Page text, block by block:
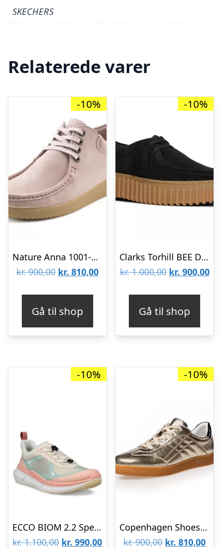
SKECHERS
Relaterede varer
-10%
Nature Anna 1001-056-006
kr.900,00 Den
var:
kr. 900,00.
kr. 810,00Den
kr. 810,00.
Gå til shop
-10%
Clarks Torhill BEE D CL26172044-1219
kr.1.000,00 Den
var:
kr. 1.000,00.
kr. 900,00
kr.
Gå til shop
-10%
ECCO BIOM 2.2 Speedlace 830873-61175
kr.1.100,00 Den
kr. 990,00Den
-10%
Copenhagen Shoes SHOW YOU GOLD CS8847-0051
kr.900,00 Den
kr. 810,00Den